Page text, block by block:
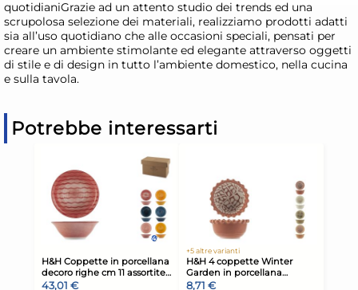
quotidianiGrazie ad un attento studio dei trends ed una
scrupolosa selezione dei materiali, realizziamo prodotti adatti
sia all’uso quotidiano che alle occasioni speciali, pensati per
creare un ambiente stimolante ed elegante attraverso oggetti
di stile e di design in tutto l’ambiente domestico, nella cucina
e sulla tavola.
Potrebbe interessarti